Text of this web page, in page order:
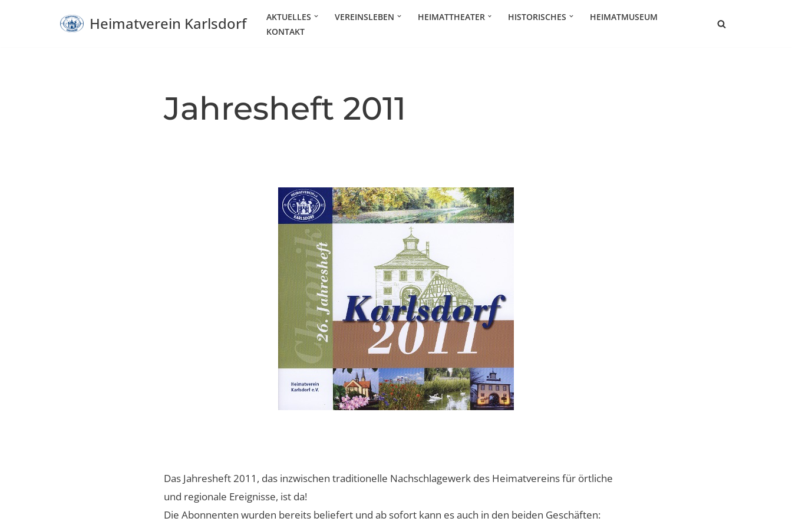
Heimatverein Karlsdorf AKTUELLES VEREINSLEBEN HEIMATTHEATER HISTORISCHES
HEIMATMUSEUM
KONTAKT
Jahresheft 2011
Das Jahresheft 2011, das inzwischen traditionelle Nachschlagewerk des Heimatvereins für örtliche
und regionale Ereignisse, ist da!
Die Abonnenten wurden bereits beliefert und ab sofort kann es auch in den beiden Geschäften: